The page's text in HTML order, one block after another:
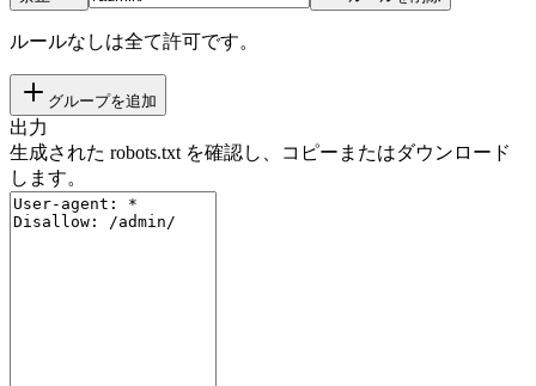
ルールなしは全て許可です。
グループを追加
出力
生成された robots.txt を確認し、コピーまたはダウンロード
します。